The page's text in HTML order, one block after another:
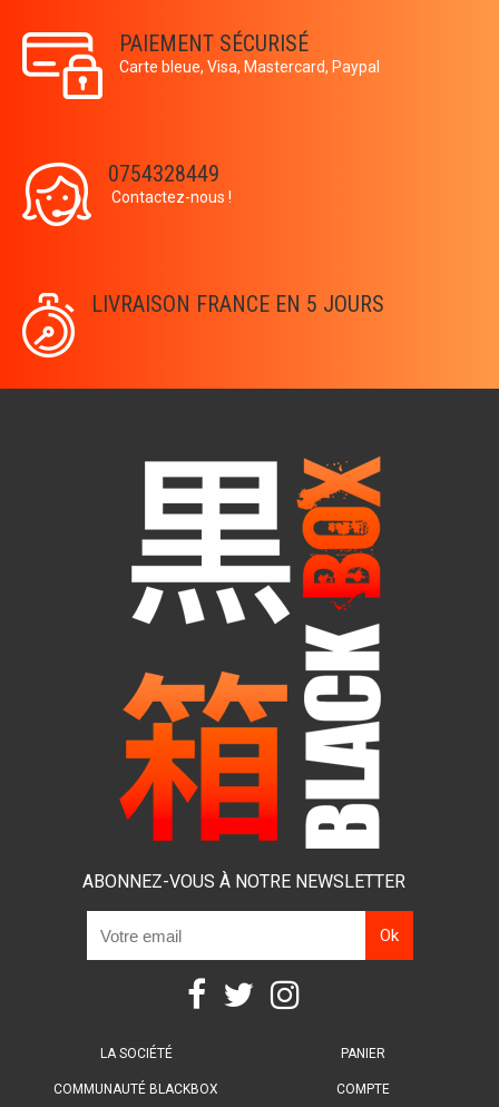
PAIEMENT SÉCURISÉ
Carte bleue, Visa, Mastercard, Paypal
0754328449
Contactez-nous !
LIVRAISON FRANCE EN 5 JOURS
ABONNEZ-VOUS À NOTRE NEWSLETTER
LA SOCIÉTÉ
COMMUNAUTÉ BLACKBOX
PANIER
COMPTE